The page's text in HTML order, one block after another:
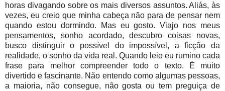
horas divagando sobre os mais diversos assuntos. Aliás, às
vezes, eu creio que minha cabeça não para de pensar nem
quando estou dormindo. Mas eu gosto. Viajo nos meus
pensamentos, sonho acordado, descubro coisas novas,
busco distinguir o possível do impossível, a ficção da
realidade, o sonho da vida real. Quando leio eu rumino cada
frase para melhor compreender todo o texto. É muito
divertido e fascinante. Não entendo como algumas pessoas,
a maioria, não consegue, não gosta ou tem preguiça de